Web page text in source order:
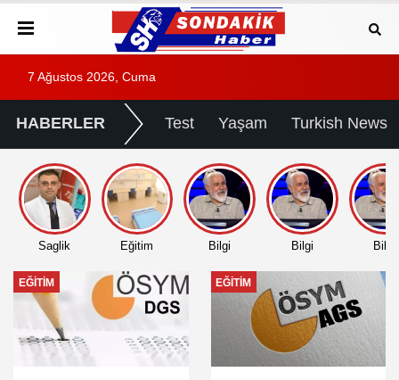
7 Ağustos 2026, Cuma
HABERLER Test Yaşam Turkish News
Saglik Eğitim Bilgi Bilgi Bilgi
EĞITIM EĞITIM